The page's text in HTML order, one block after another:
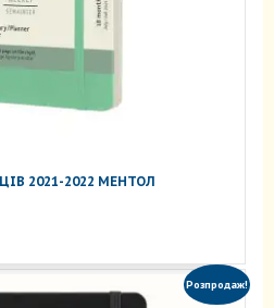
2021-2022 МЕНТОЛ
Розпродаж!